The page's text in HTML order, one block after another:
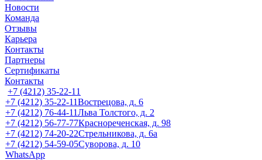
Новости
Команда
Отзывы
Карьера
Контакты
Партнеры
Сертификаты
Контакты
+7 (4212) 35-22-11
+7 (4212) 35-22-11Вострецова, д. 6
+7 (4212) 76-44-11Льва Толстого, д. 2
+7 (4212) 56-77-77Краснореченская, д. 98
+7 (4212) 74-20-22Стрельникова, д. 6а
+7 (4212) 54-59-05Суворова, д. 10
WhatsApp